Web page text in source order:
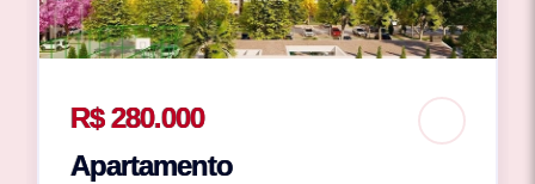
R$ 280.000
Apartamento